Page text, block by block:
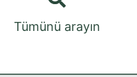
Tümünü arayın